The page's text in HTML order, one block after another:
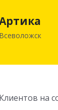
Всеволожск
Клиентов на
Всеволожск